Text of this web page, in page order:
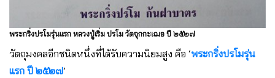
พระกริ่งปรโมรุ่นแรก หลวงปู่เริ่ม ปรโม วัดจุกกะเฌอ ปี ๒๕๒๗
วัตถุมงคลอีกชนิดหนึ่งที่ได้รับความนิยมสูง คือ ‘พระกริ่งปรโมรุ่น
แรก ปี ๒๕๒๗’